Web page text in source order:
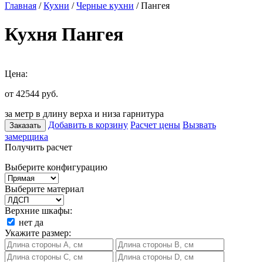
Главная /Кухни /Черные кухни / Пангея
Кухня Пангея
Цена:
от 42544 руб.
за метр в длину верха и низа гарнитура
Заказать Добавить в корзину Расчет цены Вызвать
замерщика
Получить расчет
Выберите конфигурацию
Выберите материал
Верхние шкафы:
нет да
Укажите размер: